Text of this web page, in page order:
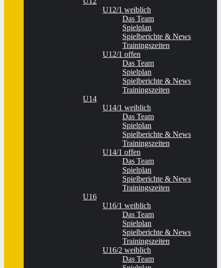
U12/1 weiblich
Das Team
Spielplan
Spielberichte & News
Trainingszeiten
U12/1 offen
Das Team
Spielplan
Spielberichte & News
Trainingszeiten
U14
U14/1 weiblich
Das Team
Spielplan
Spielberichte & News
Trainingszeiten
U14/1 offen
Das Team
Spielplan
Spielberichte & News
Trainingszeiten
U16
U16/1 weiblich
Das Team
Spielplan
Spielberichte & News
Trainingszeiten
U16/2 weiblich
Das Team